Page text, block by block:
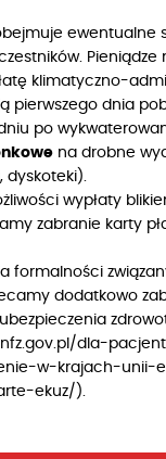
ewentualne
Pieniądze
klimatyczno-
pierwszego dnia
po
na drobne
dyskoteki).
wypłaty
zabranie karty
formalności
dodatkowo
dla-
w-krajach-unii-
ekuz/).